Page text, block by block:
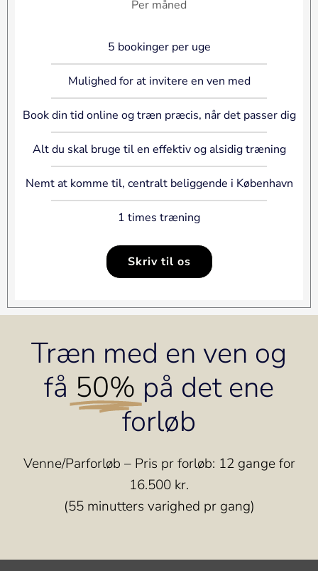
Per måned
5 bookinger per uge
Mulighed for at invitere en ven med
Book din tid online og træn præcis, når det passer dig
Alt du skal bruge til en effektiv og alsidig træning
Nemt at komme til, centralt beliggende i København
1 times træning
Skriv til os
Træn med en ven og
få 50% på det ene
forløb
Venne/Parforløb – Pris pr forløb: 12 gange for
16.500 kr.
(55 minutters varighed pr gang)